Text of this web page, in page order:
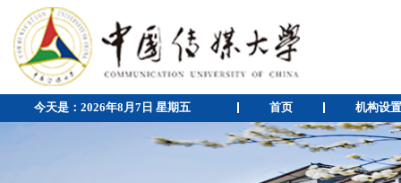
今天是： 2026年8月7日 星期五 首页 机构设置